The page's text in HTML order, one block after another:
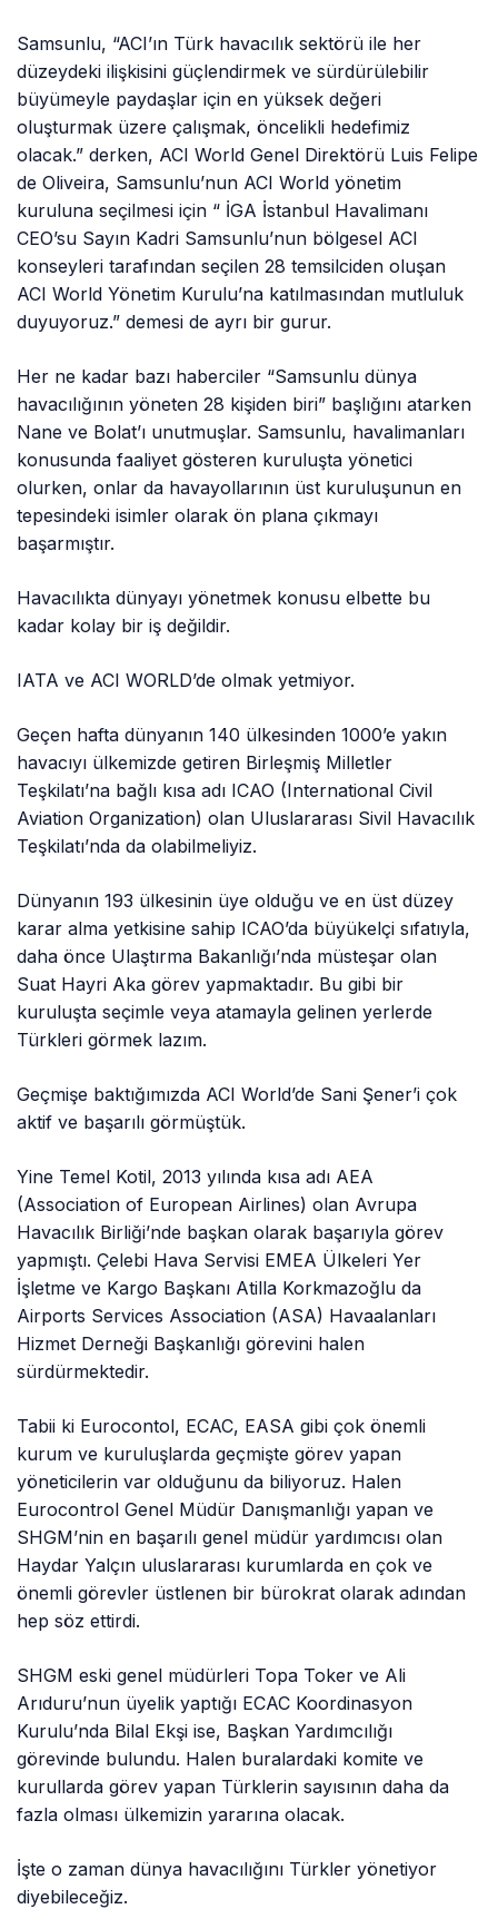
Samsunlu, “ACI’ın Türk havacılık sektörü ile her
düzeydeki ilişkisini güçlendirmek ve sürdürülebilir
büyümeyle paydaşlar için en yüksek değeri
oluşturmak üzere çalışmak, öncelikli hedefimiz
olacak.” derken, ACI World Genel Direktörü Luis Felipe
de Oliveira, Samsunlu’nun ACI World yönetim
kuruluna seçilmesi için “ İGA İstanbul Havalimanı
CEO’su Sayın Kadri Samsunlu’nun bölgesel ACI
konseyleri tarafından seçilen 28 temsilciden oluşan
ACI World Yönetim Kurulu’na katılmasından mutluluk
duyuyoruz.” demesi de ayrı bir gurur.
Her ne kadar bazı haberciler “Samsunlu dünya
havacılığının yöneten 28 kişiden biri” başlığını atarken
Nane ve Bolat’ı unutmuşlar. Samsunlu, havalimanları
konusunda faaliyet gösteren kuruluşta yönetici
olurken, onlar da havayollarının üst kuruluşunun en
tepesindeki isimler olarak ön plana çıkmayı
başarmıştır.
Havacılıkta dünyayı yönetmek konusu elbette bu
kadar kolay bir iş değildir.
IATA ve ACI WORLD’de olmak yetmiyor.
Geçen hafta dünyanın 140 ülkesinden 1000’e yakın
havacıyı ülkemizde getiren Birleşmiş Milletler
Teşkilatı’na bağlı kısa adı ICAO (International Civil
Aviation Organization) olan Uluslararası Sivil Havacılık
Teşkilatı’nda da olabilmeliyiz.
Dünyanın 193 ülkesinin üye olduğu ve en üst düzey
karar alma yetkisine sahip ICAO’da büyükelçi sıfatıyla,
daha önce Ulaştırma Bakanlığı’nda müsteşar olan
Suat Hayri Aka görev yapmaktadır. Bu gibi bir
kuruluşta seçimle veya atamayla gelinen yerlerde
Türkleri görmek lazım.
Geçmişe baktığımızda ACI World’de Sani Şener’i çok
aktif ve başarılı görmüştük.
Yine Temel Kotil, 2013 yılında kısa adı AEA
(Association of European Airlines) olan Avrupa
Havacılık Birliği’nde başkan olarak başarıyla görev
yapmıştı. Çelebi Hava Servisi EMEA Ülkeleri Yer
İşletme ve Kargo Başkanı Atilla Korkmazoğlu da
Airports Services Association (ASA) Havaalanları
Hizmet Derneği Başkanlığı görevini halen
sürdürmektedir.
Tabii ki Eurocontol, ECAC, EASA gibi çok önemli
kurum ve kuruluşlarda geçmişte görev yapan
yöneticilerin var olduğunu da biliyoruz. Halen
Eurocontrol Genel Müdür Danışmanlığı yapan ve
SHGM’nin en başarılı genel müdür yardımcısı olan
Haydar Yalçın uluslararası kurumlarda en çok ve
önemli görevler üstlenen bir bürokrat olarak adından
hep söz ettirdi.
SHGM eski genel müdürleri Topa Toker ve Ali
Arıduru’nun üyelik yaptığı ECAC Koordinasyon
Kurulu’nda Bilal Ekşi ise, Başkan Yardımcılığı
görevinde bulundu. Halen buralardaki komite ve
kurullarda görev yapan Türklerin sayısının daha da
fazla olması ülkemizin yararına olacak.
İşte o zaman dünya havacılığını Türkler yönetiyor
diyebileceğiz.